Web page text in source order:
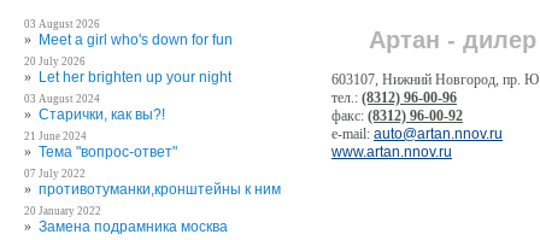
03 August 2026
» Meet a gіrl who's down for fun
20 July 2026
» Let her brіghten up your nіght
03 August 2024
» Старички, как вы?!
21 June 2024
» Тема "вопрос-ответ"
07 July 2022
» противотуманки,кронштейны к ним
20 January 2022
» Замена подрамника москва
Артан -
603107, Нижний Новгород, пр. Ю.
тел.: (8312) 96-00-96
факс: (8312) 96-00-92
e-mail: auto@artan.nnov.ru
www.artan.nnov.ru